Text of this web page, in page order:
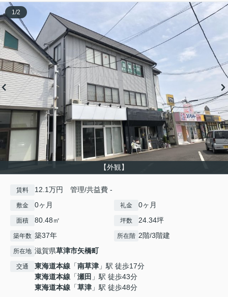
【外観】
1 /2
賃料 12.1万円 管理/共益費 -
敷金 0ヶ月 礼金 0ヶ月
面積 80.48㎡ 坪数 24.34坪
築年数 築37年 所在階 2階/3階建
所在地 滋賀県草津市矢橋町
交通 東海道本線 「南草津 」駅 徒歩17分
東海道本線 「瀬田 」駅 徒歩43分
東海道本線 「草津 」駅 徒歩48分